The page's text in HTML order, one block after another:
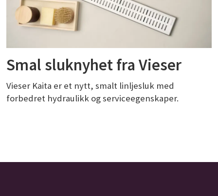
Smal sluknyhet fra Vieser
Vieser Kaita er et nytt, smalt linljesluk med
forbedret hydraulikk og serviceegenskaper.